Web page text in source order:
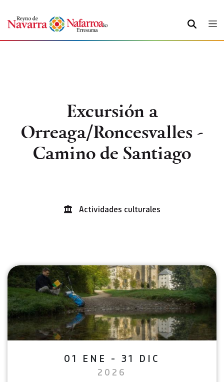
BUSCAR
Excursión a
Orreaga/Roncesvalles -
Camino de Santiago
Actividades culturales
01 ENE - 31 DIC
2026